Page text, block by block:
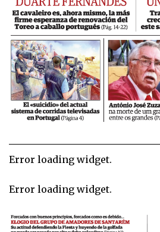
Error loading widget.
Error loading widget.